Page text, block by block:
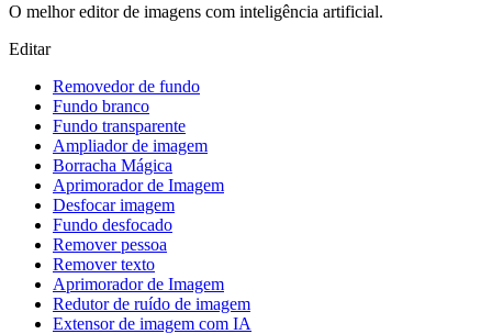
O melhor editor de imagens com inteligência artificial.
Editar
Removedor de fundo
Fundo branco
Fundo transparente
Ampliador de imagem
Borracha Mágica
Aprimorador de Imagem
Desfocar imagem
Fundo desfocado
Remover pessoa
Remover texto
Aprimorador de Imagem
Redutor de ruído de imagem
Extensor de imagem com IA